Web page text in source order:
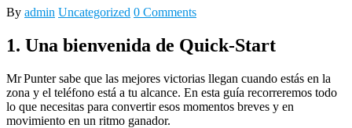
By admin Uncategorized 0 Comments
1. Una bienvenida de Quick‑Start
Mr Punter sabe que las mejores victorias llegan cuando estás en la
zona y el teléfono está a tu alcance. En esta guía recorreremos todo
lo que necesitas para convertir esos momentos breves y en
movimiento en un ritmo ganador.